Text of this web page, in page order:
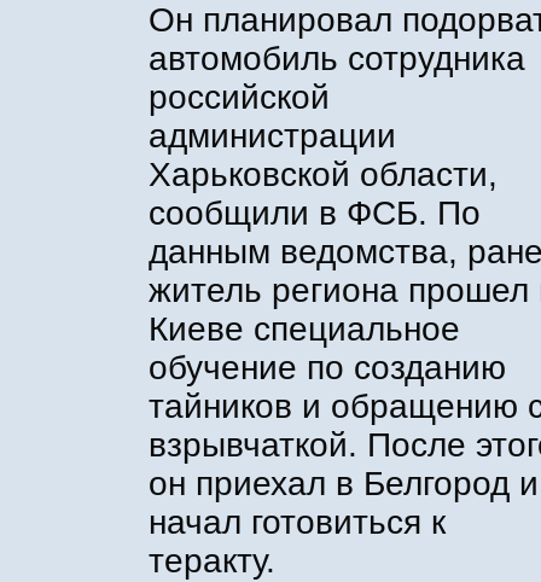
Он планировал
автомобиль сотрудника
российской
администрации
Харьковской области,
сообщили в ФСБ. По
данным ведомства,
житель региона прошел
Киеве специальное
обучение по созданию
тайников и обращению
взрывчаткой. После
он приехал в Белгород и
начал готовиться к
теракту.